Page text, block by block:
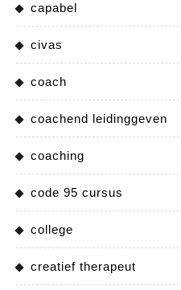
capabel
civas
coach
coachend leidinggeven
coaching
code 95 cursus
college
creatief therapeut